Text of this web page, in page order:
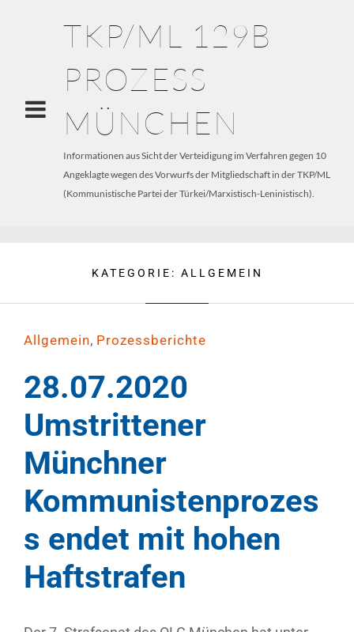
TKP/ML 129B
PROZESS
MÜNCHEN
Informationen aus Sicht der Verteidigung im Verfahren gegen 10
Angeklagte wegen des Vorwurfs der Mitgliedschaft in der TKP/ML
(Kommunistische Partei der Türkei/Marxistisch-Leninistisch).
KATEGORIE: ALLGEMEIN
Allgemein, Prozessberichte
28.07.2020
Umstrittener
Münchner
Kommunistenprozes
s endet mit hohen
Haftstrafen